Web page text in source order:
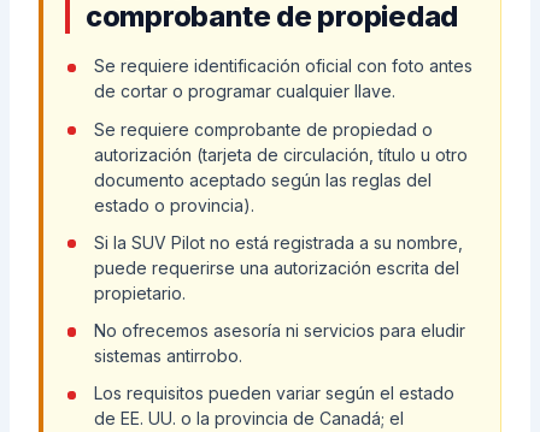
comprobante de propiedad
Se requiere identificación oficial con foto antes
de cortar o programar cualquier llave.
Se requiere comprobante de propiedad o
autorización (tarjeta de circulación, título u otro
documento aceptado según las reglas del
estado o provincia).
Si la SUV Pilot no está registrada a su nombre,
puede requerirse una autorización escrita del
propietario.
No ofrecemos asesoría ni servicios para eludir
sistemas antirrobo.
Los requisitos pueden variar según el estado
de EE. UU. o la provincia de Canadá; el